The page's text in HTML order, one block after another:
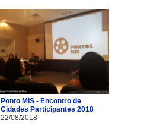
Ponto MIS - Encontro de
Cidades Participantes 2018
22/08/2018